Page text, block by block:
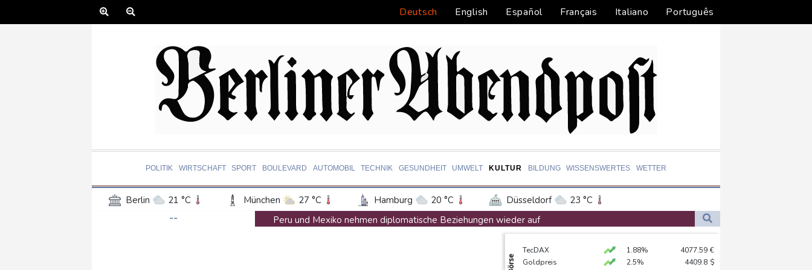
Deutsch English Español Français Italiano Português
POLITIK WIRTSCHAFT SPORT BOULEVARD AUTOMOBIL TECHNIK GESUNDHEIT UMWELT KULTUR BILDUNG WISSENSWERTES WETTER
Berlin 21 °C München 27 °C Hamburg 20 °C Düsseldorf
23 °C
Frankfurt am Main
Potsdam 21 °C Leipzig 24 °C
Bremen
Wien
--
Peru und Mexiko nehmen diplomatische Beziehungen wieder auf
Börse
TecDAX 1.88% 4077.59 €
Goldpreis
2.5% 4409.8 $